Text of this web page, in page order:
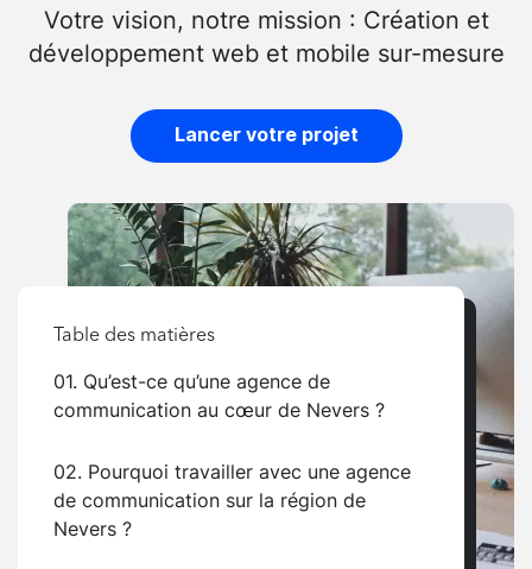
Votre vision, notre mission : Création et
développement web et mobile sur-mesure
Lancer votre projet
Table des matières
01. Qu’est-ce qu’une agence de
communication au cœur de Nevers ?
02. Pourquoi travailler avec une agence
de communication sur la région de
Nevers ?